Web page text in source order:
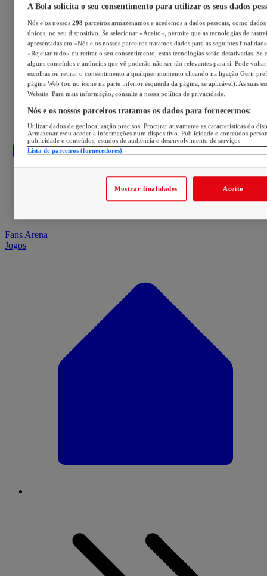
Fans Arena
Jogos
A Bola solicita o seu consentimento para utilizar os seus dados
Nós e os nossos 298 parceiros armazenamos e acedemos a dados pessoais, como
únicos, no seu dispositivo. Se selecionar «Aceito», permite que as tecnologias de
apresentadas em «Nós e os nossos parceiros tratamos dados para as seguintes
«Rejeitar tudo» ou retirar o seu consentimento, estas tecnologias serão desativadas. Se
alguns conteúdos e anúncios que vê poderão não ser tão relevantes para si. Pode voltar
escolhas ou retirar o consentimento a qualquer momento clicando na ligação Gerir
página Web (ou no ícone na parte inferior esquerda da página, se aplicável). As suas
Website. Para mais informação, consulte a nossa política de privacidade.
Nós e os nossos parceiros tratamos os dados para fornecermos:
Utilizar dados de geolocalização precisos. Procurar ativamente as características do
Armazenar e/ou aceder a informações num dispositivo. Publicidade e conteúdos
publicidade e conteúdos, estudos de audiência e desenvolvimento de serviços.
Lista de parceiros (fornecedores)
Mostrar finalidades Aceito